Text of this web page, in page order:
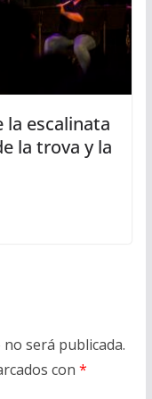
la escalinata
la trova y la
será publicada.
con *